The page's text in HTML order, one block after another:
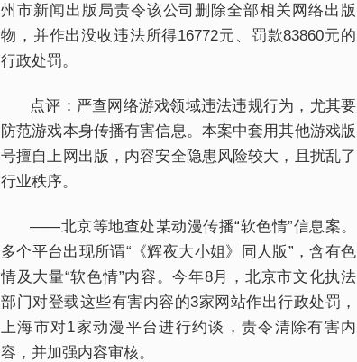
州市新闻出版局责令该公司删除全部相关网络出版
物，并作出没收违法所得16772元、罚款83860元的
行政处罚。
点评：严查网络游戏领域违法违规行为，尤其要
防范游戏本身传播有害信息。本案中套用其他游戏版
号擅自上网出版，内容安全隐患风险较大，且扰乱了
行业秩序。
——北京等地查处某动漫传播“软色情”信息案。
多个平台出现所谓“《辉夜大小姐》同人版”，含有色
情及大量“软色情”内容。今年8月，北京市文化执法
部门对登载这些有害内容的3家网站作出行政处罚，
上海市对1家动漫平台进行约谈，责令清除有害内
容，并加强内容审核。